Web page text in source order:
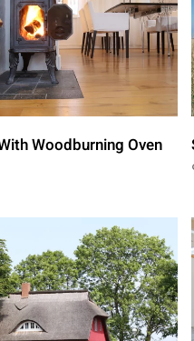
Woodburning Oven